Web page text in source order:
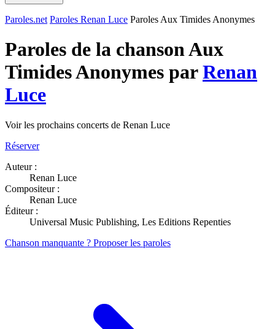
Paroles.net Paroles Renan Luce Paroles Aux Timides Anonymes
Paroles de la chanson Aux
Timides Anonymes parRenan
Luce
Voir les prochains concerts de Renan Luce
Réserver
Auteur :
Renan Luce
Compositeur :
Renan Luce
Éditeur :
Universal Music Publishing, Les Editions Repenties
Chanson manquante ? Proposer les paroles